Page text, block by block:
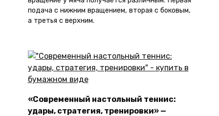
подача с нижним вращением, вторая с боковым,
а третья с верхним.
«Современный настольный теннис:
удары, стратегия, тренировки» —